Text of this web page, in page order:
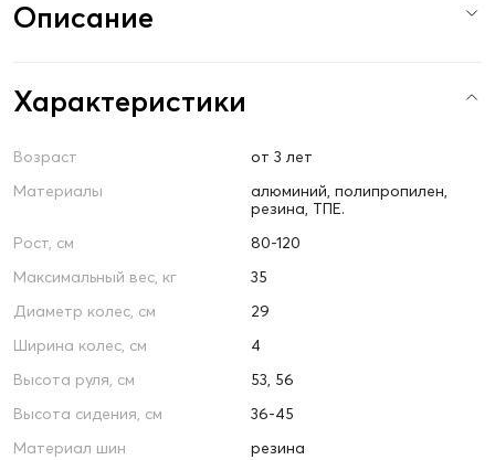
Описание
Характеристики
Возраст
от 3 лет
Материалы
алюминий, полипропилен,
резина, ТПЕ.
Рост, см
80-120
Максимальный вес, кг
35
Диаметр колес, см
29
Ширина колес, см
4
Высота руля, см
53, 56
Высота сидения, см
36-45
Материал шин
резина